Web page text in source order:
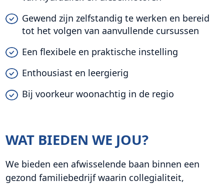
Gewend zijn zelfstandig te werken en bereid
tot het volgen van aanvullende cursussen
Een flexibele en praktische instelling
Enthousiast en leergierig
Bij voorkeur woonachtig in de regio
WAT BIEDEN WE JOU?
We bieden een afwisselende baan binnen een
gezond familiebedrijf waarin collegialiteit,